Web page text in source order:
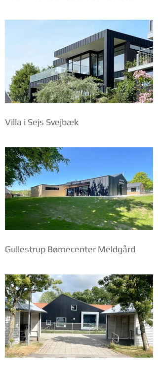
Villa i Sejs Svejbæk
Gullestrup Børnecenter Meldgård